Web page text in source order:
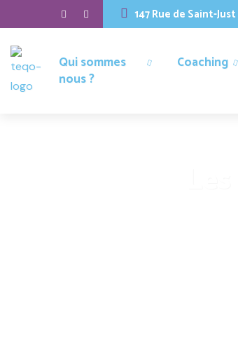
147 Rue de Saint-
Qui sommes
nous ?
Coaching